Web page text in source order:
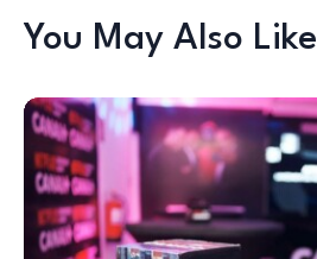
You May Also Like